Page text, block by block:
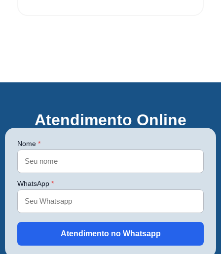
Atendimento Online
Nome *
WhatsApp *
Atendimento no Whatsapp